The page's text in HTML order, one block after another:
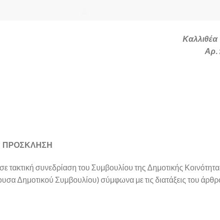
Αρ.
ΠΡΟΣΚΛΗΣΗ
τακτική συνεδρίαση του Συμβουλίου της Δημοτικής
Δημοτικού Συμβουλίου) σύμφωνα με τις διατάξεις του